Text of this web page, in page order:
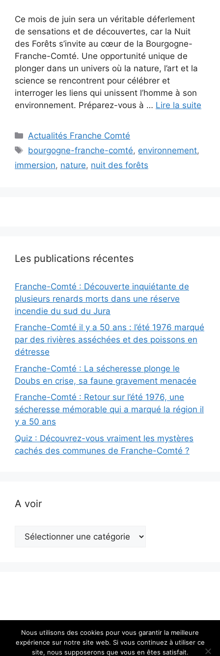
Ce mois de juin sera un véritable déferlement
de sensations et de découvertes, car la Nuit
des Forêts s’invite au cœur de la Bourgogne-
Franche-Comté. Une opportunité unique de
plonger dans un univers où la nature, l’art et la
science se rencontrent pour célébrer et
interroger les liens qui unissent l’homme à son
environnement. Préparez-vous à … Lire la suite
Catégories
Actualités Franche Comté
Étiquettes
bourgogne-franche-comté, environnement,
immersion, nature, nuit des forêts
Les publications récentes
Franche-Comté : Découverte inquiétante de
plusieurs renards morts dans une réserve
incendie du sud du Jura
Franche-Comté il y a 50 ans : l’été 1976 marqué
par des rivières asséchées et des poissons en
détresse
Franche-Comté : La sécheresse plonge le
Doubs en crise, sa faune gravement menacée
Franche-Comté : Retour sur l’été 1976, une
sécheresse mémorable qui a marqué la région il
y a 50 ans
Quiz : Découvrez-vous vraiment les mystères
cachés des communes de Franche-Comté ?
A voir
voir
Nous utilisons des cookies pour vous garantir la meilleure
expérience sur notre site web. Si vous continuez à utiliser ce
site, nous supposerons que vous en êtes satisfait.